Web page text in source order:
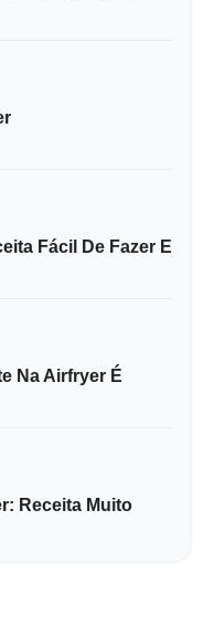
Fácil De Fazer E
Na Airfryer É
Receita Muito